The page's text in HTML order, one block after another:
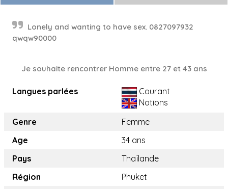
Lonely and wanting to have sex. 0827097932
qwqw90000
Je souhaite rencontrer Homme entre 27 et 43 ans
Langues parlées
Courant
Notions
Genre
Femme
Age
34 ans
Pays
Thaïlande
Région
Phuket